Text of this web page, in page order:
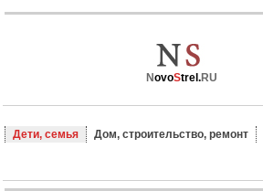
NovoStrel.RU
Дети, семья Дом, строительство, ремонт